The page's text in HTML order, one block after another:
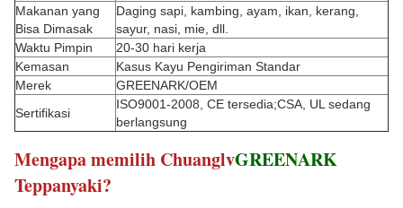
Makanan yang
Bisa Dimasak
Daging sapi, kambing, ayam, ikan, kerang,
sayur, nasi, mie, dll.
Waktu Pimpin
20-30 hari kerja
Kemasan
Kasus Kayu Pengiriman Standar
Merek
GREENARK/OEM
Sertifikasi
ISO9001-2008, CE tersedia;CSA, UL sedang
berlangsung
Mengapa memilih ChuanglvGREENARK
Teppanyaki?